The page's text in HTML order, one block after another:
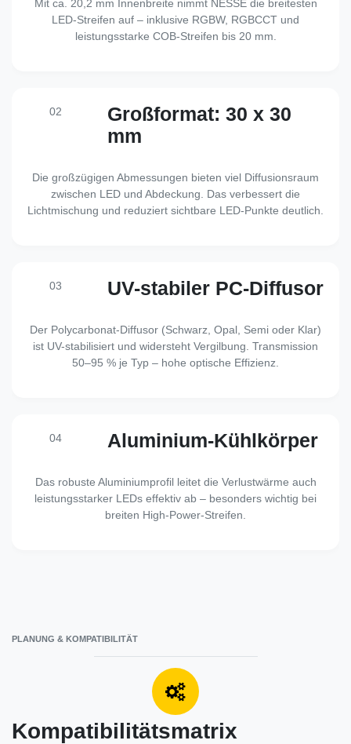
Mit ca. 20,2 mm Innenbreite nimmt NESSE die breitesten
LED-Streifen auf – inklusive RGBW, RGBCCT und
leistungsstarke COB-Streifen bis 20 mm.
02
Großformat: 30 x 30
mm
Die großzügigen Abmessungen bieten viel Diffusionsraum
zwischen LED und Abdeckung. Das verbessert die
Lichtmischung und reduziert sichtbare LED-Punkte deutlich.
03 UV-stabiler PC-Diffusor
Der Polycarbonat-Diffusor (Schwarz, Opal, Semi oder Klar)
ist UV-stabilisiert und widersteht Vergilbung. Transmission
50–95 % je Typ – hohe optische Effizienz.
04 Aluminium-Kühlkörper
Das robuste Aluminiumprofil leitet die Verlustwärme auch
leistungsstarker LEDs effektiv ab – besonders wichtig bei
breiten High-Power-Streifen.
PLANUNG & KOMPATIBILITÄT
Kompatibilitätsmatrix